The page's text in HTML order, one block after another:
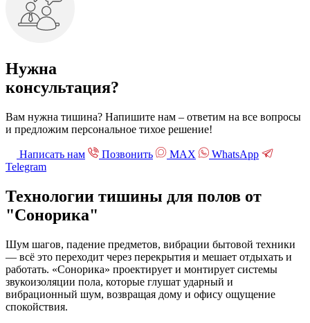
Нужна
консультация?
Вам нужна тишина? Напишите нам – ответим на все вопросы
и предложим персональное тихое решение!
Написать нам Позвонить МАХ
WhatsApp
Telegram
Технологии тишины для полов от
"Сонорика"
Шум шагов, падение предметов, вибрации бытовой техники
— всё это переходит через перекрытия и мешает отдыхать и
работать. «Сонорика» проектирует и монтирует системы
звукоизоляции пола, которые глушат ударный и
вибрационный шум, возвращая дому и офису ощущение
спокойствия.